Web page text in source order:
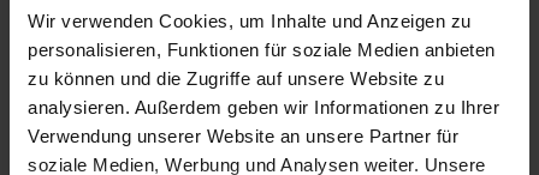
Wir verwenden Cookies, um Inhalte und Anzeigen zu
personalisieren, Funktionen für soziale Medien anbieten
zu können und die Zugriffe auf unsere Website zu
analysieren. Außerdem geben wir Informationen zu Ihrer
Verwendung unserer Website an unsere Partner für
soziale Medien, Werbung und Analysen weiter. Unsere
Liegenschafts- und Immobilienbewertung
Marktgerechte Bewertung: Wir führen objektive und
marktgerechte Bewertungen durch, die das Potential und die
Risiken der Immobilie klar aufzeigen.
Umfassende Berücksichtigung von Faktoren: In unsere
Bewertungen fließen diverse Faktoren ein, von Lage,